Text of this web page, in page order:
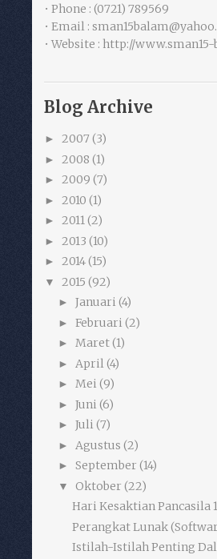
• Phone : (0721) 789569
• Email :
• Website : http://
Blog Archive
► 2007 (3)
► 2008 (1)
► 2009 (7)
► 2010 (1)
► 2011(2)
► 2013 (10)
► 2014(15)
▼ 2015 (92)
► Januari (4)
► Februari (2)
► Maret(1)
► April(4)
► Mei (9)
► Juni (6)
► Juli (7)
► Agustus (2)
► September (14)
▼ Oktober (22)
Hari Kesaktian Pancasila
Perangkat Lunak
Istilah-Istilah Penting